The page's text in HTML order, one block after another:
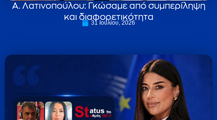
Α. Λατινοπούλου: Γκώσαμε από συμπερίληψη
και διαφορετικότητα
31 Ιουλίου, 2026